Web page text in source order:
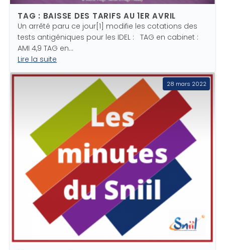
TAG : BAISSE DES TARIFS AU 1ER AVRIL
Un arrêté paru ce jour[1] modifie les cotations des
tests antigéniques pour les IDEL : TAG en cabinet :
AMI 4,9 TAG en…
Lire la suite
28 mars 2022